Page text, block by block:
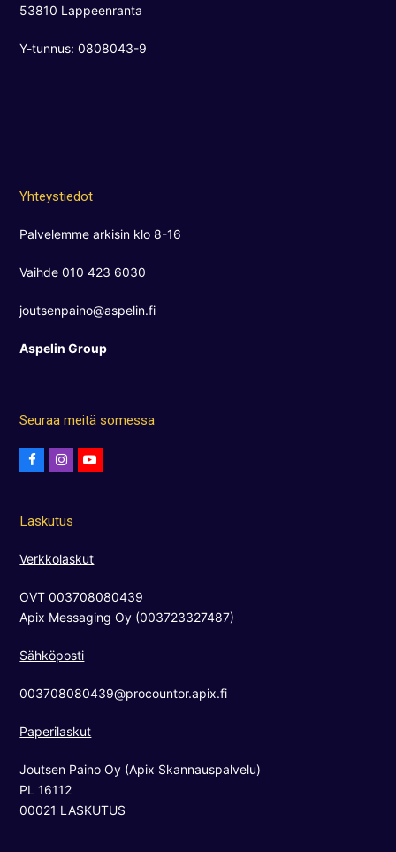
53810 Lappeenranta
Y-tunnus: 0808043-9
Yhteystiedot
Palvelemme arkisin klo 8-16
Vaihde 010 423 6030
joutsenpaino@aspelin.fi
Aspelin Group
Seuraa meitä somessa
F
e
b
o
k
I
t
a
r
a
m
e
Laskutus
Verkkolaskut
OVT 003708080439
Apix Messaging Oy (003723327487)
Sähköposti
003708080439@procountor.apix.fi
Paperilaskut
Joutsen Paino Oy (Apix Skannauspalvelu)
PL 16112
00021 LASKUTUS